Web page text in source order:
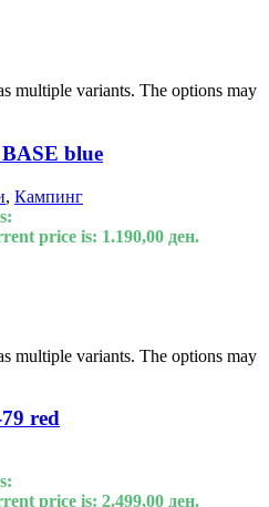
multiple variants. The options may
blue
, Кампинг
price is: 1.190,00 ден.
multiple variants. The options may
red
price is: 2.499,00 ден.